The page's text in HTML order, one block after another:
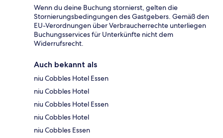
Wenn du deine Buchung stornierst, gelten die
Stornierungsbedingungen des Gastgebers. Gemäß den
EU-Verordnungen über Verbraucherrechte unterliegen
Buchungsservices für Unterkünfte nicht dem
Widerrufsrecht.
Auch bekannt als
niu Cobbles Hotel Essen
niu Cobbles Hotel
niu Cobbles Hotel Essen
niu Cobbles Hotel
niu Cobbles Essen